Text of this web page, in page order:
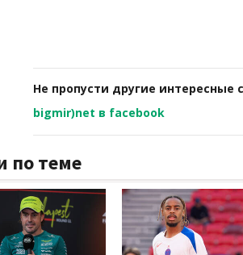
Не пропусти другие интересные
bigmir)net в facebook
по теме